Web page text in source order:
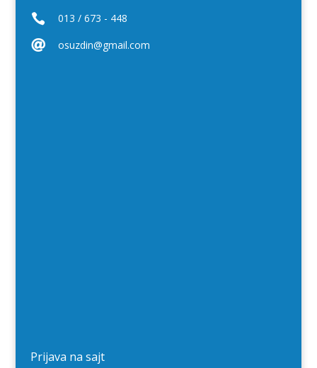
 013 / 673 - 448
 osuzdin@gmail.com
Prijava na sajt